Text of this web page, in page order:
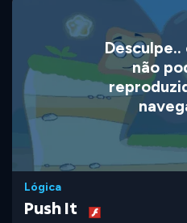
não
Lógica
Push It